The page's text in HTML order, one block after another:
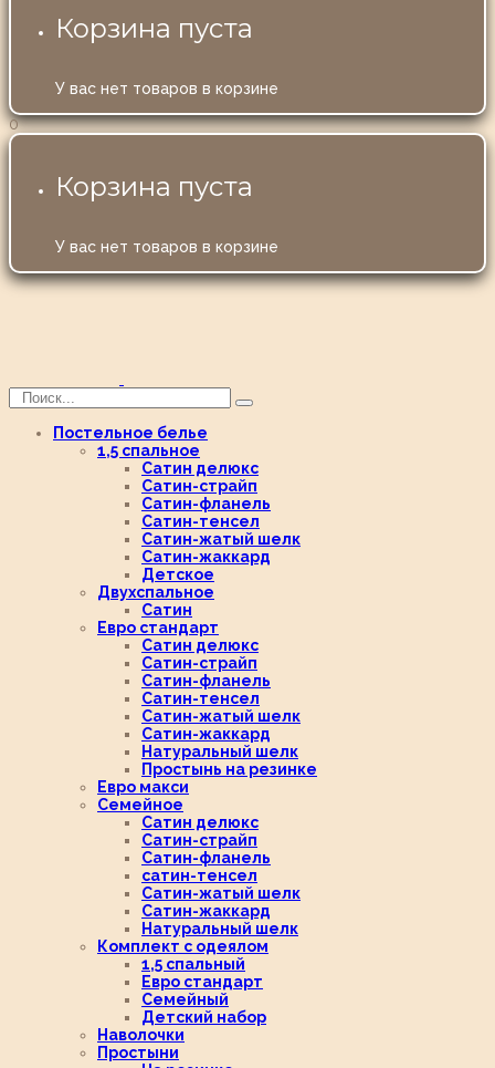
Корзина пуста
У вас нет товаров в корзине
0
Корзина пуста
У вас нет товаров в корзине
Постельное белье
1,5 спальное
Сатин делюкс
Сатин-страйп
Сатин-фланель
Сатин-тенсел
Сатин-жатый шелк
Сатин-жаккард
Детское
Двухспальное
Сатин
Евро стандарт
Сатин делюкс
Сатин-страйп
Сатин-фланель
Сатин-тенсел
Сатин-жатый шелк
Сатин-жаккард
Натуральный шелк
Простынь на резинке
Евро макси
Семейное
Сатин делюкс
Сатин-страйп
Сатин-фланель
сатин-тенсел
Сатин-жатый шелк
Сатин-жаккард
Натуральный шелк
Комплект с одеялом
1,5 спальный
Евро стандарт
Семейный
Детский набор
Наволочки
Простыни